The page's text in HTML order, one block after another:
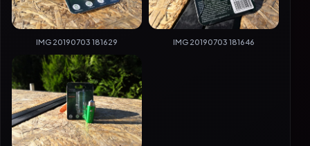
IMG 20190703 181629 IMG 20190703 181646